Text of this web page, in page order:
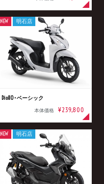
Dio110･ベーシック
本体価格 ¥239,800
NEW 明石店
NEW 明石店